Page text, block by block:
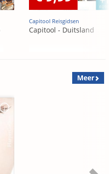
Capitool Reisgidsen
Capitool - Duitsland
Meer